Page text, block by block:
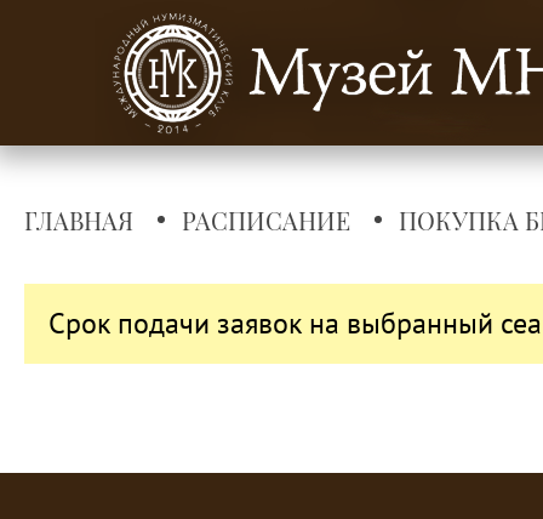
ГЛАВНАЯ РАСПИСАНИЕ ПОКУПКА
Срок подачи заявок на выбранный